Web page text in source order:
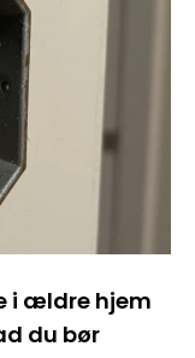
i ældre hjem
du bør